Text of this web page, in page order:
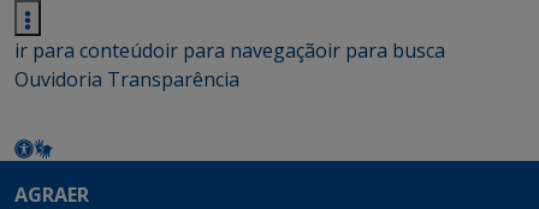
ir para conteúdoir para navegaçãoir para busca
Ouvidoria Transparência
AGRAER